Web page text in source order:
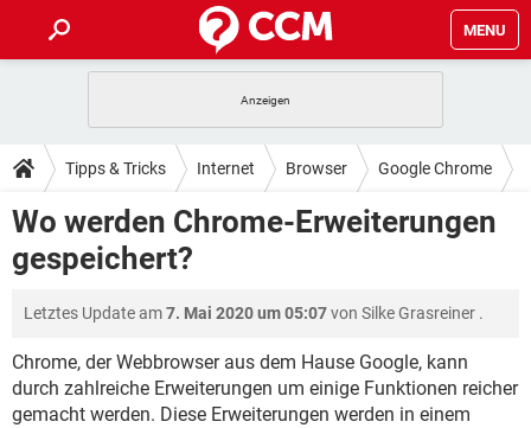
MENU
ANDROID IOS
WINDOWS 10 INSTAGRAM
WHATSAPP
TIPPS & TRICKS
SPIELE STREAMING
ANDROID IOS
WINDOWS 10
WHATSAPP TIKTOK
FACEBOOK HARDWARE
DOWNLOADS
SPIELE
WHATSAPP TIKTOK
FACEBOOK HARDWARE
FORUM
SPIELE STREAMING
ANDROID IOS
WINDOWS 10 INSTAGRAM
SPIELE STREAMING
ANDROID IOS
Tipps & Tricks Internet Browser Google Chrome
Wo werden Chrome-Erweiterungen
gespeichert?
Letztes Update am7. Mai 2020 um 05:07von Silke Grasreiner .
Chrome, der Webbrowser aus dem Hause Google, kann
durch zahlreiche Erweiterungen um einige Funktionen reicher
gemacht werden. Diese Erweiterungen werden in einem